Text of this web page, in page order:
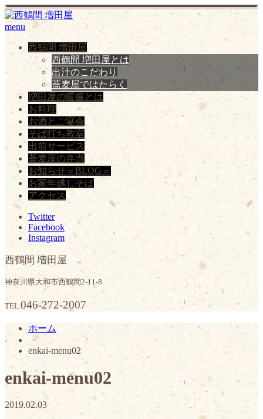
menu
西鶴間 増田屋
西鶴間 増田屋とは
出汁のこだわり
蕎麦屋ではたらく
増田屋の暖簾とは
お料理
お酒とご宴会
そば打ち教室
出前サービス
蕎麦屋の弁当
お知らせ＝BLOG＝
お家年越しそば
アクセス
Twitter
Facebook
Instagram
西鶴間 増田屋
神奈川県大和市西鶴間2-11-8
TEL.046-272-2007
ホーム
enkai-menu02
enkai-menu02
2019.02.03